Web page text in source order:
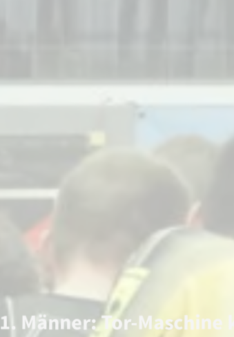
1. Männer: Tor-